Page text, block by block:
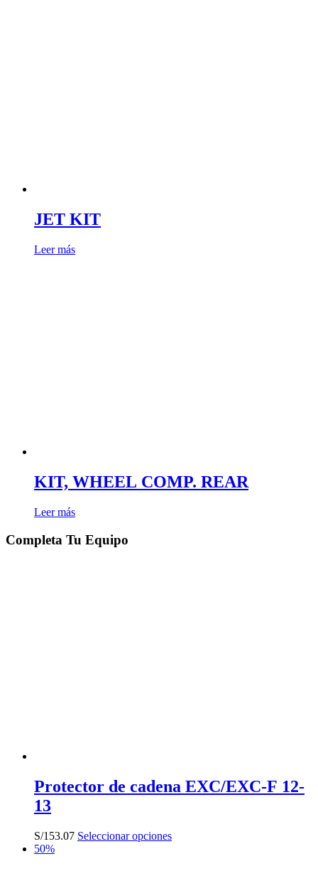
JET KIT
Leer más
KIT, WHEEL COMP. REAR
Leer más
Completa Tu Equipo
Protector de cadena EXC/EXC-F 12-
13
S/153.07 Seleccionar opcionesEste
50%